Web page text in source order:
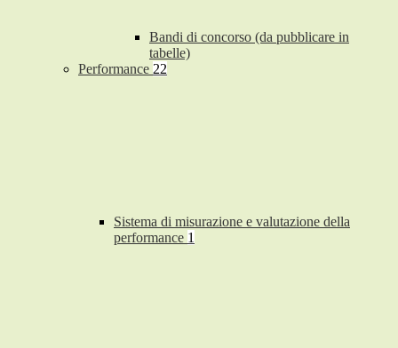
Bandi di concorso (da pubblicare in
tabelle)
Performance 22
Sistema di misurazione e valutazione della
performance 1